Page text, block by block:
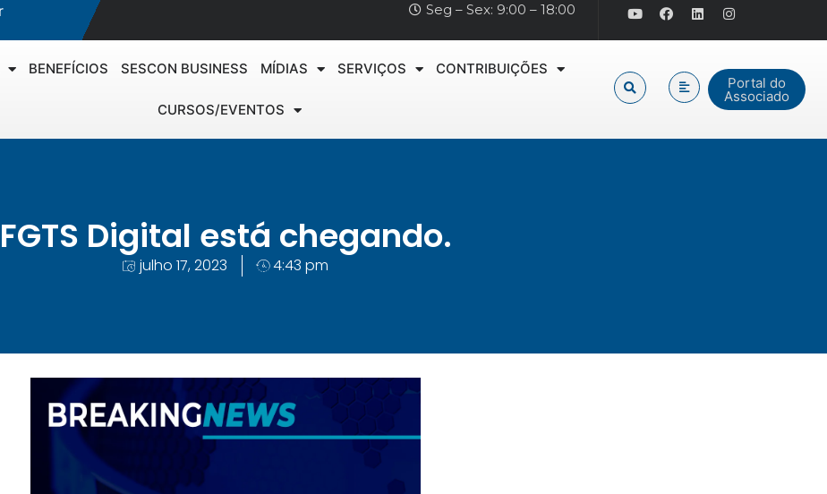
Seg – Sex: 9:00 – 18:00
BENEFÍCIOS SESCON BUSINESS MÍDIAS SERVIÇOS CONTRIBUIÇÕES
CURSOS/EVENTOS
Portal do
Associado
FGTS Digital está chegando.
julho 17, 2023 4:43 pm